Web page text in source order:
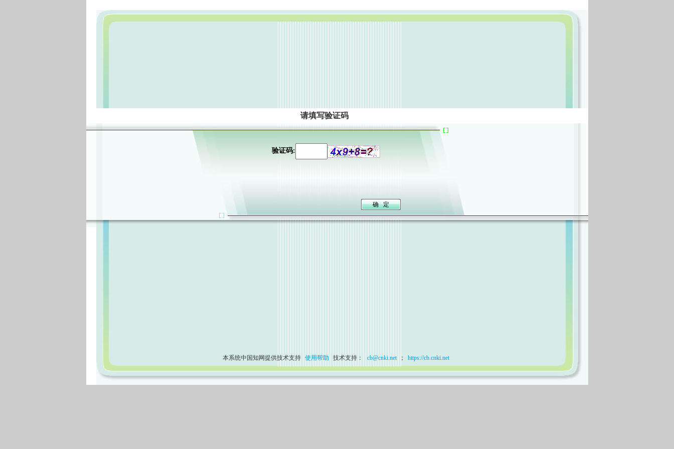
请填写验证码
验证码:
本系统中国知网提供技术支持 使用帮助 技术支持： cb@cnki.net ； https://cb.cnki.net